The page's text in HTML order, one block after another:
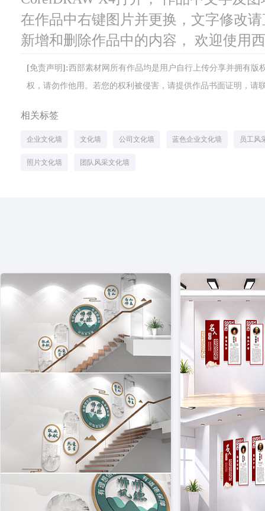
在作品中右键图片并更换，文字修改
新增和删除作品中的内容， 欢迎使用
[免责声明]:西部素材网所有作品均是用户自行上传分享并拥有版
权，请勿作他用。若您的权利被侵害，请提供作品书面证明，请
相关标签
企业文化墙 文化墙 公司文化墙 蓝色企业文化墙 员工风
照片文化墙 团队风采文化墙